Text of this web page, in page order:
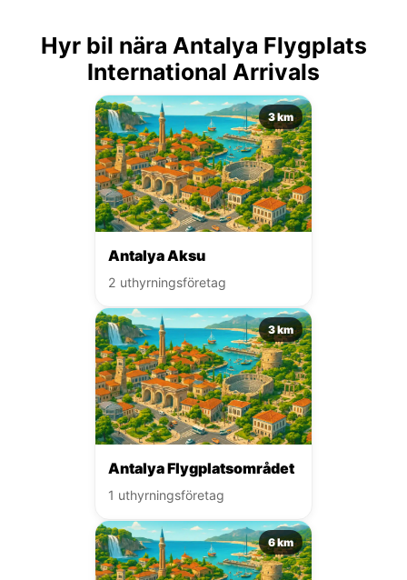
Hyr bil nära Antalya Flygplats
International Arrivals
3 km
Antalya Aksu
2 uthyrningsföretag
3 km
Antalya Flygplatsområdet
1 uthyrningsföretag
6 km